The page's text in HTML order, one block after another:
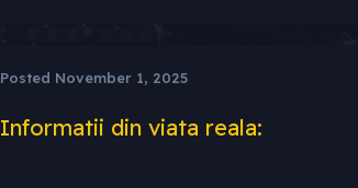
Posted November 1, 2025
Informatii din viata reala: